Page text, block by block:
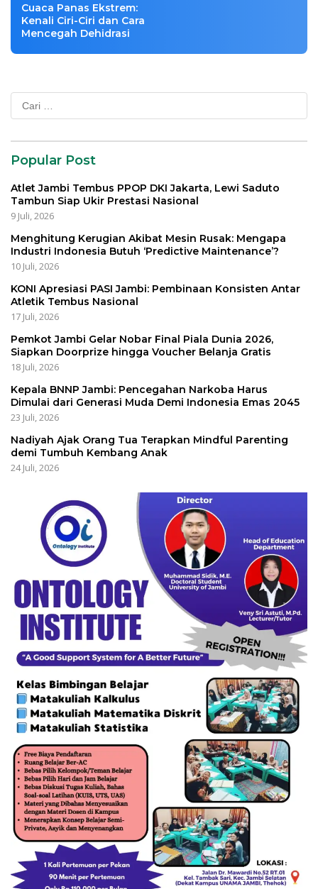
Cuaca Panas Ekstrem:
Kenali Ciri-Ciri dan Cara
Mencegah Dehidrasi
Cari
untuk:
Popular Post
Atlet Jambi Tembus PPOP DKI Jakarta, Lewi Saduto
Tambun Siap Ukir Prestasi Nasional
9 Juli, 2026
Menghitung Kerugian Akibat Mesin Rusak: Mengapa
Industri Indonesia Butuh ‘Predictive Maintenance’?
10 Juli, 2026
KONI Apresiasi PASI Jambi: Pembinaan Konsisten Antar
Atletik Tembus Nasional
17 Juli, 2026
Pemkot Jambi Gelar Nobar Final Piala Dunia 2026,
Siapkan Doorprize hingga Voucher Belanja Gratis
18 Juli, 2026
Kepala BNNP Jambi: Pencegahan Narkoba Harus
Dimulai dari Generasi Muda Demi Indonesia Emas 2045
23 Juli, 2026
Nadiyah Ajak Orang Tua Terapkan Mindful Parenting
demi Tumbuh Kembang Anak
24 Juli, 2026